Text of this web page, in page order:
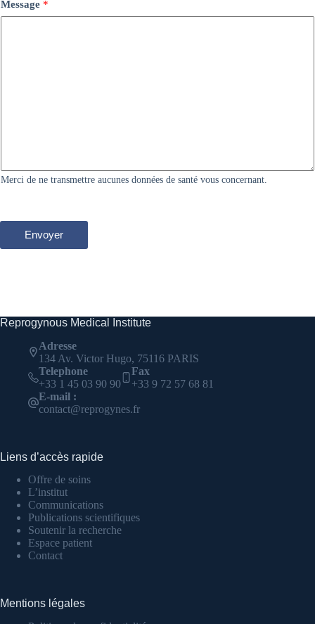
Message *
Merci de ne transmettre aucunes données de santé vous concernant.
Envoyer
Reprogynous Medical Institute
Adresse
134 Av. Victor Hugo, 75116 PARIS
Telephone
+33 1 45 03 90 90
Fax
+33 9 72 57 68 81
E-mail :
contact@reprogynes.fr
Liens d’accès rapide
Offre de soins
L’institut
Communications
Publications scientifiques
Soutenir la recherche
Espace patient
Contact
Mentions légales